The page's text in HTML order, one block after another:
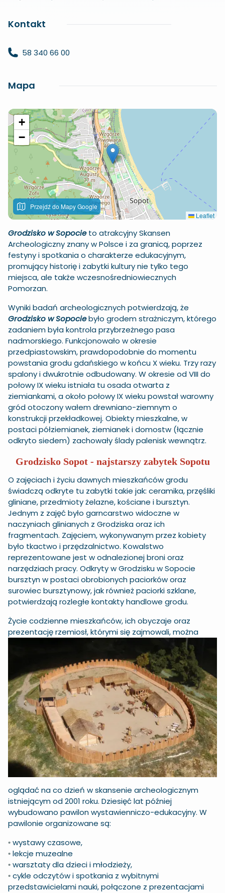
Kontakt
58 340 66 00
Mapa
+
−
Przejdź do Mapy Google
Leaflet
Grodzisko w Sopocieto atrakcyjny Skansen
Archeologiczny znany w Polsce i za granicą, poprzez
festyny i spotkania o charakterze edukacyjnym,
promujący historię i zabytki kultury nie tylko tego
miejsca, ale także wczesnośredniowiecznych
Pomorzan.
Wyniki badań archeologicznych potwierdzają, że
Grodzisko w Sopociebyło grodem strażniczym, którego
zadaniem była kontrola przybrzeżnego pasa
nadmorskiego. Funkcjonowało w okresie
przedpiastowskim, prawdopodobnie do momentu
powstania grodu gdańskiego w końcu X wieku. Trzy razy
spalony i dwukrotnie odbudowany. W okresie od VIII do
połowy IX wieku istniała tu osada otwarta z
ziemiankami, a około połowy IX wieku powstał warowny
gród otoczony wałem drewniano-ziemnym o
konstrukcji przekładkowej. Obiekty mieszkalne, w
postaci półziemianek, ziemianek i domostw (łącznie
odkryto siedem) zachowały ślady palenisk wewnątrz.
Grodzisko Sopot - najstarszy zabytek Sopotu
O zajęciach i życiu dawnych mieszkańców grodu
świadczą odkryte tu zabytki takie jak: ceramika, przęśliki
gliniane, przedmioty żelazne, kościane i bursztyn.
Jednym z zajęć było garncarstwo widoczne w
naczyniach glinianych z Grodziska oraz ich
fragmentach. Zajęciem, wykonywanym przez kobiety
było tkactwo i przędzalnictwo. Kowalstwo
reprezentowane jest w odnalezionej broni oraz
narzędziach pracy. Odkryty w Grodzisku w Sopocie
bursztyn w postaci obrobionych paciorków oraz
surowiec bursztynowy, jak również paciorki szklane,
potwierdzają rozległe kontakty handlowe grodu.
Życie codzienne mieszkańców, ich obyczaje oraz
prezentację rzemiosł, którymi się zajmowali, można
oglądać na co dzień w skansenie archeologicznym
istniejącym od 2001 roku. Dziesięć lat później
wybudowano pawilon wystawienniczo-edukacyjny. W
pawilonie organizowane są:
• wystawy czasowe,
• lekcje muzealne
• warsztaty dla dzieci i młodzieży,
• cykle odczytów i spotkania z wybitnymi
przedstawicielami nauki, połączone z prezentacjami